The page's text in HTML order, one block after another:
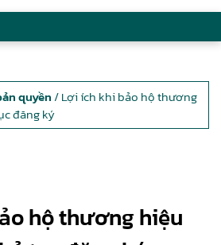
quyền / Lợi ích khi bảo hộ thương
đăng ký
hộ thương hiệu